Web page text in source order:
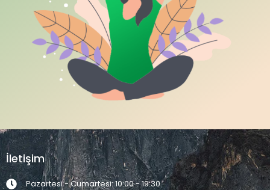
İletişim
Pazartesi - Cumartesi: 10:00 - 19:30